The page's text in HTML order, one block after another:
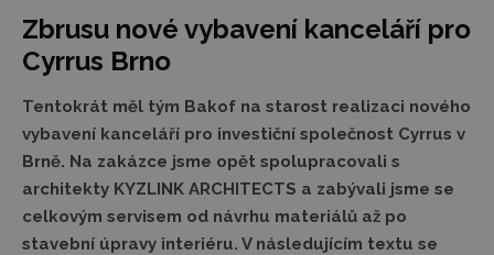
Zbrusu nové vybavení kanceláří pro
Cyrrus Brno
Tentokrát měl tým Bakof na starost realizaci nového
vybavení kanceláří pro investiční společnost Cyrrus v
Brně. Na zakázce jsme opět spolupracovali s
architekty KYZLINK ARCHITECTS a zabývali jsme se
celkovým servisem od návrhu materiálů až po
stavební úpravy interiéru. V následujícím textu se